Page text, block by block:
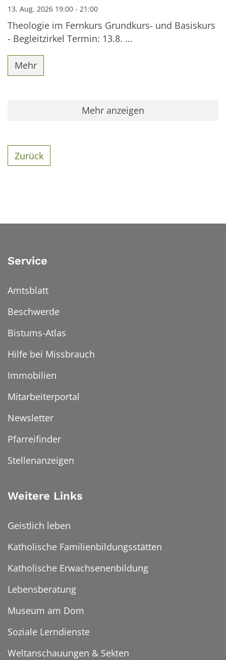
13. Aug. 2026 19:00 - 21:00
Theologie im Fernkurs Grundkurs- und Basiskurs
- Begleitzirkel Termin: 13.8. ...
Mehr
Mehr anzeigen
Zurück
Service
Amtsblatt
Beschwerde
Bistums-Atlas
Hilfe bei Missbrauch
Immobilien
Mitarbeiterportal
Newsletter
Pfarreifinder
Stellenanzeigen
Weitere Links
Geistlich leben
Katholische Familienbildungsstätten
Katholische Erwachsenenbildung
Lebensberatung
Museum am Dom
Soziale Lerndienste
Weltanschauungen & Sekten